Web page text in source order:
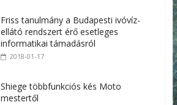
Friss tanulmány a Budapesti ivóvíz-
ellátó rendszert érő esetleges
informatikai támadásról
2018-01-17
Shiege többfunkciós kés Moto
mestertől